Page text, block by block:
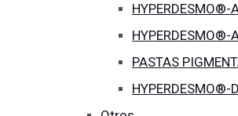
HYPERDESMO®-
HYPERDESMO®-
PASTAS
HYPERDESMO®-D